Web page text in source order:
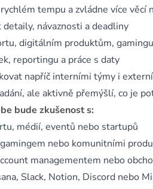
tempu a zvládne více věcí
návaznosti a deadliny
digitálním produktům,
reportingu a práce s daty
napříč interními týmy i
ale aktivně přemýšlí, co je
bude zkušenost s:
médií, eventů nebo startupů
nebo komunitními
managementem nebo
Slack, Notion, Discord nebo